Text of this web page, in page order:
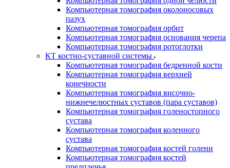
Компьютерная томография околоносовых
пазух
Компьютерная томография орбит
Компьютерная томография основания черепа
Компьютерная томография ротоглотки
КТ костно-суставной системы
Компьютерная томография бедренной кости
Компьютерная томография верхней
конечности
Компьютерная томография височно-
нижнечелюстных суставов (пара суставов)
Компьютерная томография голеностопного
сустава
Компьютерная томография коленного
сустава
Компьютерная томография костей голени
Компьютерная томография костей